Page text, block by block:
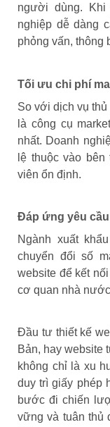
người dùng. Khi
nghiệp dễ dàng
phỏng vấn, thông
Tối ưu chi phí
So với dịch vụ
là công cụ
nhất. Doanh
lệ thuộc vào
viên ổn định.
Đáp ứng yêu
Ngành xuất
chuyển đổi số
website để kết
cơ quan nhà
Đầu tư thiết kế
Bản, hay website
không chỉ là xu
duy trì giấy phép
bước đi chiến
vững và tuân thủ